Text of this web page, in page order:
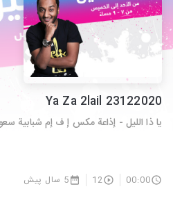
Ya Za 2lail 23122020
يا ذا الليل - إذاعة مكس إ ف إم شبابية
00:00
12 5 سال پیش